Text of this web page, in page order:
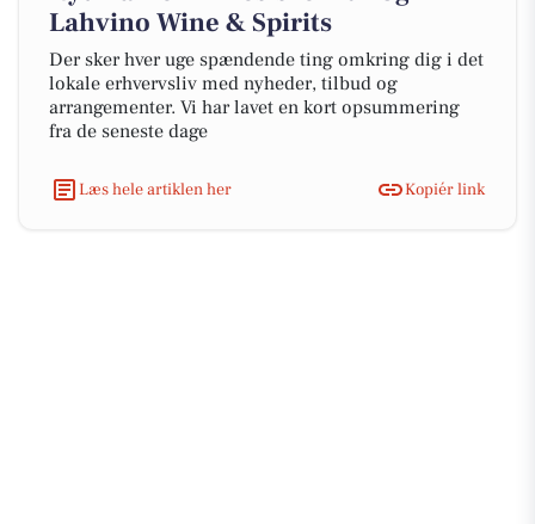
Lahvino Wine & Spirits
Der sker hver uge spændende ting omkring dig i det
lokale erhvervsliv med nyheder, tilbud og
arrangementer. Vi har lavet en kort opsummering
fra de seneste dage
Læs hele artiklen her Kopiér link